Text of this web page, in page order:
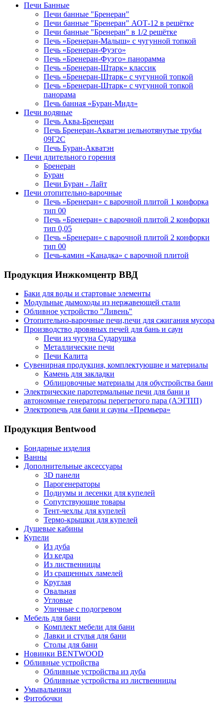
Печи Банные
Печи банные "Бренеран"
Печи банные "Бренеран" АОТ-12 в решётке
Печи банные "Бренеран" в 1/2 решётке
Печь «Бренеран-Малыш» с чугунной топкой
Печь «Бренеран-Фуэго»
Печь «Бренеран-Фуэго» панорамма
Печь «Бренеран-Штарк» классик
Печь «Бренеран-Штарк» с чугунной топкой
Печь «Бренеран-Штарк» с чугунной топкой
панорама
Печь банная «Буран-Мидл»
Печи водяные
Печь Аква-Бренеран
Печь Бренеран-Акватэн цельнотянутые трубы
09Г2С
Печь Буран-Акватэн
Печи длительного горения
Бренеран
Буран
Печи Буран - Лайт
Печи отопительно-варочные
Печь «Бренеран» с варочной плитой 1 конфорка
тип 00
Печь «Бренеран» с варочной плитой 2 конфорки
тип 0,05
Печь «Бренеран» с варочной плитой 2 конфорки
тип 00
Печь-камин «Канадка» с варочной плитой
Продукция Инжкомцентр ВВД
Баки для воды и стартовые элементы
Модульные дымоходы из нержавеющей стали
Обливное устройство "Ливень"
Отопительно-варочные печи,печи для сжигания мусора
Производство дровяных печей для бань и саун
Печи из чугуна Сударушка
Металлические печи
Печи Калита
Сувенирная продукция, комплектующие и материалы
Камень для закладки
Облицовочные материалы для обустройства бани
Электрические паротермальные печи для бани и
автономные генераторы перегретого пара (АЭГПП)
Электропечь для бани и сауны «Премьера»
Продукция Bentwood
Бондарные изделия
Ванны
Дополнительные аксессуары
3D панели
Парогенераторы
Подиумы и лесенки для купелей
Сопутствующие товары
Тент-чехлы для купелей
Термо-крышки для купелей
Душевые кабины
Купели
Из дуба
Из кедра
Из лиственницы
Из сращенных ламелей
Круглая
Овальная
Угловые
Уличные с подогревом
Мебель для бани
Комплект мебели для бани
Лавки и стулья для бани
Столы для бани
Новинки BENTWOOD
Обливные устройства
Обливные устройства из дуба
Обливные устройства из лиственницы
Умывальники
Фитобочки